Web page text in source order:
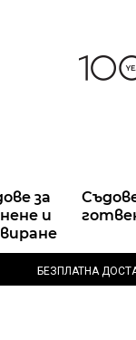
за
и
БЕЗПЛАТНА